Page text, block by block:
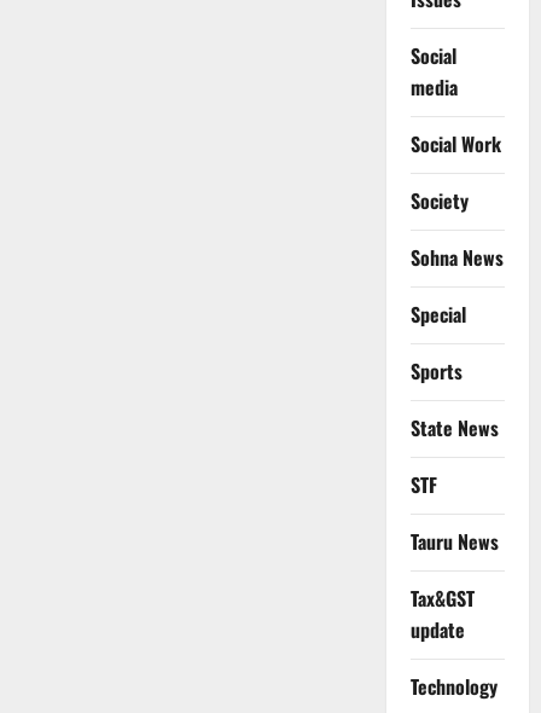
Social
media
Social Work
Society
Sohna News
Special
Sports
State News
STF
Tauru News
Tax&GST
update
Technology